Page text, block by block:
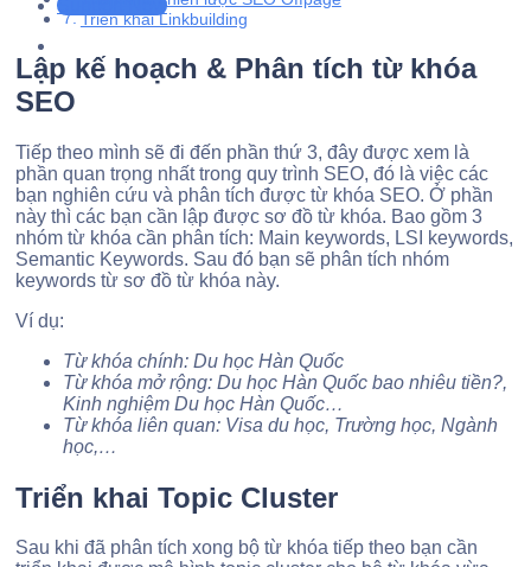
Support Now
Triển khai Linkbuilding
Lập kế hoạch & Phân tích từ khóa
SEO
Tiếp theo mình sẽ đi đến phần thứ 3, đây được xem là
phần quan trọng nhất trong quy trình SEO, đó là việc các
bạn nghiên cứu và phân tích được từ khóa SEO. Ở phần
này thì các bạn cần lập được sơ đồ từ khóa. Bao gồm 3
nhóm từ khóa cần phân tích: Main keywords, LSI keywords,
Semantic Keywords. Sau đó bạn sẽ phân tích nhóm
keywords từ sơ đồ từ khóa này.
Ví dụ:
Từ khóa chính: Du học Hàn Quốc
Từ khóa mở rộng: Du học Hàn Quốc bao nhiêu tiền?,
Kinh nghiệm Du học Hàn Quốc…
Từ khóa liên quan: Visa du học, Trường học, Ngành
học,…
Triển khai Topic Cluster
Sau khi đã phân tích xong bộ từ khóa tiếp theo bạn cần